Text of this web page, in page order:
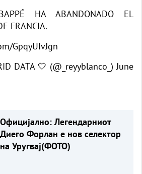
HA ABANDONADO EL
FRANCIA.
GpqyUIvJgn
DATA 🤍 (@_reyyblanco_) June
Официјално: Легендарниот
Диего Форлан е нов селектор
на Уругвај(ФОТО)